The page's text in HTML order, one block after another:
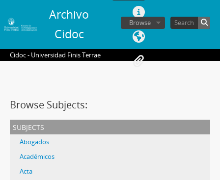
Archivo
Cidoc
Browse
Cidoc - Universidad Finis Terrae
Browse Subjects:
subjects
Abogados
Académicos
Acta